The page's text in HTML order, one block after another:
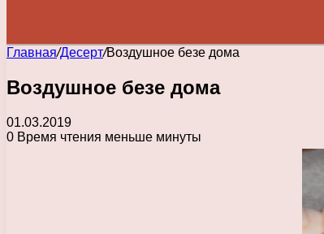
Главная/Десерт/Воздушное безе дома
Воздушное безе дома
01.03.2019
0 Время чтения меньше минуты